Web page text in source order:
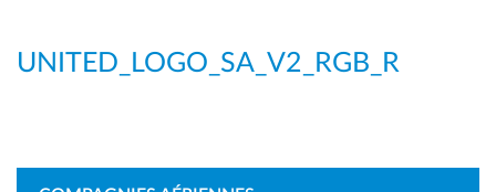
UNITED_LOGO_SA_V2_RGB_R